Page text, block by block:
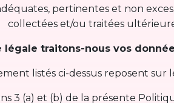
pertinentes et non
collectées et/ou traitées
légale traitons-nous vos
listés ci-dessus reposent sur
3 (a) et (b) de la présente